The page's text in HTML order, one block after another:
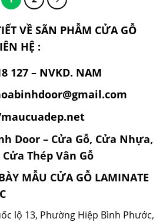
VỀ SÃN PHẪM CỬA GỖ
HỆ :
127 – NVKD. NAM
maucuadep.net
Door – Cửa Gỗ, Cửa Nhựa,
Thép Vân Gỗ
MẪU CỬA GỖ LAMINATE
lộ 13, Phường Hiệp Bình Phước,